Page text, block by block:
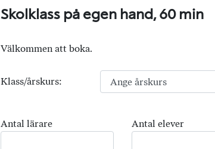
Skolklass på egen hand, 60 min
Välkommen att boka.
Klass/årskurs:
Antal lärare Antal elever